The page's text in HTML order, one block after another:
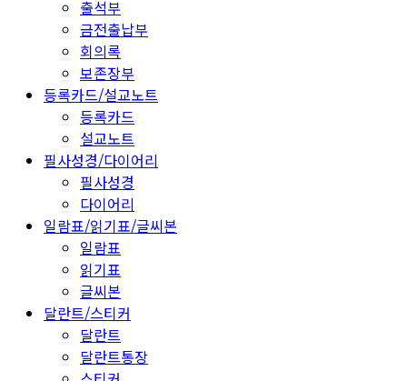
출석부
금전출납부
회의록
보존장부
등록카드/설교노트
등록카드
설교노트
필사성경/다이어리
필사성경
다이어리
일람표/읽기표/글씨본
일람표
읽기표
글씨본
달란트/스티커
달란트
달란트통장